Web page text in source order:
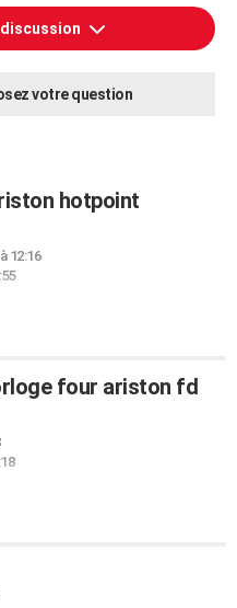
votre question
hotpoint
12:16
four ariston fd